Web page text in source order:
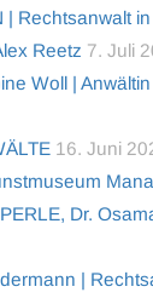
| Rechtsanwalt
Reetz 7. Juli
Woll |
16. Juni
Dr.
|